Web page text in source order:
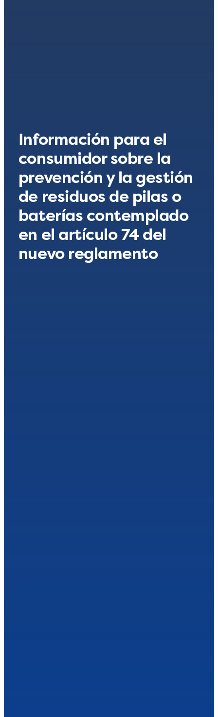
Información para el
consumidor sobre la
prevención y la gestión
de residuos de pilas o
baterías contemplado
en el artículo 74 del
nuevo reglamento